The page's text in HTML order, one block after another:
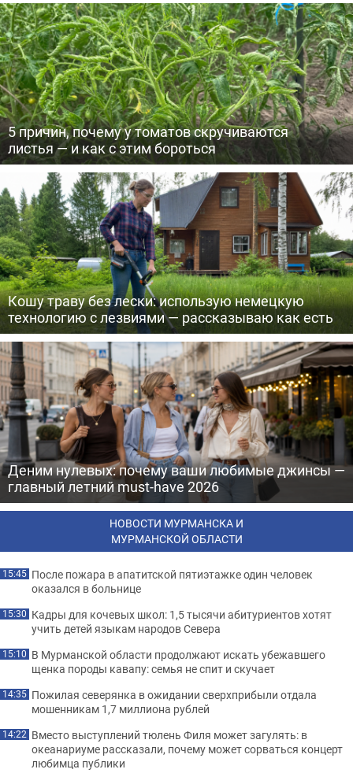
5 причин, почему у томатов скручиваются
листья — и как с этим бороться
Кошу траву без лески: использую немецкую
технологию с лезвиями — рассказываю как есть
Деним нулевых: почему ваши любимые джинсы —
главный летний must-have 2026
НОВОСТИ МУРМАНСКА И
МУРМАНСКОЙ ОБЛАСТИ
15:45 После пожара в апатитской пятиэтажке один человек
оказался в больнице
15:30 Кадры для кочевых школ: 1,5 тысячи абитуриентов хотят
учить детей языкам народов Севера
15:10 В Мурманской области продолжают искать убежавшего
щенка породы кавапу: семья не спит и скучает
14:35 Пожилая северянка в ожидании сверхприбыли отдала
мошенникам 1,7 миллиона рублей
14:22 Вместо выступлений тюлень Филя может загулять: в
океанариуме рассказали, почему может сорваться концерт
любимца публики